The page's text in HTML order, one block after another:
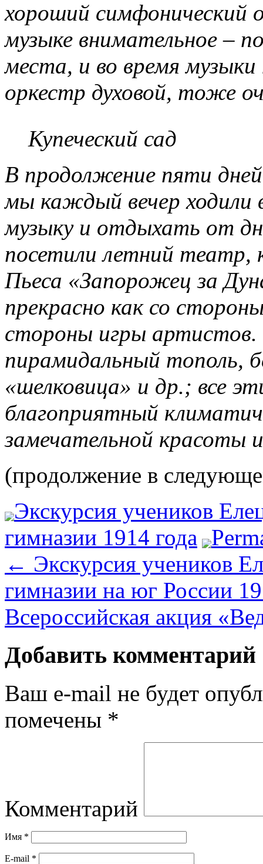
хороший симфонический
музыке внимательное –
места, и во время музыки
оркестр духовой, тоже
Купеческий сад
В продолжение пяти
мы каждый вечер ходили
музыку и отдыхать от
посетили летний театр,
Пьеса «Запорожец за
прекрасно как со
стороны игры артистов.
пирамидальный тополь,
«шелковица» и др.; все
благоприятный
замечательной красоты
(продолжение в
Экскурсия учеников
гимназии 1914 года
← Экскурсия учеников
гимназии на юг России
Всероссийская акция
Добавить комментарий
Ваш e-mail не будет
помечены *
Комментарий
Имя *
E-mail *